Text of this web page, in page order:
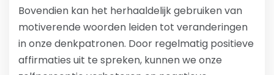
Bovendien kan het herhaaldelijk gebruiken van
motiverende woorden leiden tot veranderingen
in onze denkpatronen. Door regelmatig positieve
affirmaties uit te spreken, kunnen we onze